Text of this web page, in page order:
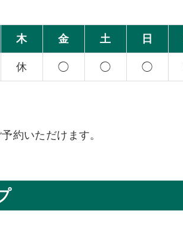
木 金 土 日
休 ◯ ◯ ◯
約いただけます。